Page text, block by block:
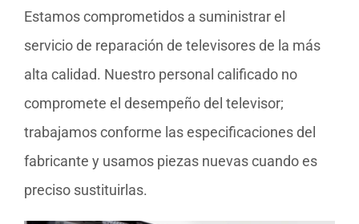
Estamos comprometidos a suministrar el
servicio de reparación de televisores de la más
alta calidad. Nuestro personal calificado no
compromete el desempeño del televisor;
trabajamos conforme las especificaciones del
fabricante y usamos piezas nuevas cuando es
preciso sustituirlas.